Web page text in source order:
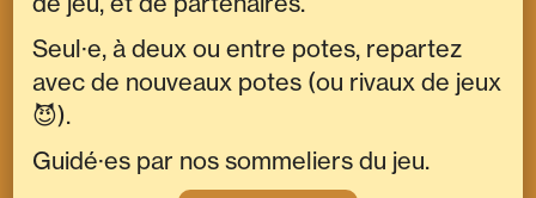
Seul·e, à deux ou entre potes, repartez
avec de nouveaux potes (ou rivaux de jeux
😈).
Guidé·es par nos sommeliers du jeu.